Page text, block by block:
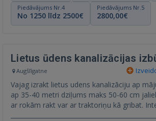
Piedāvājums Nr.4
No 1250 līdz 2500€
Piedāvājums Nr.5
2800,00€
Lietus ūdens kanalizācijas
Augšlīgatne
Vajag izrakt lietus udens kanalizāciju ap māju kopējais garums
ap 35-40 metri dziļums maks 50-60 cm jaliek d 110 truba.
ar rokām rakt var ar traktoriņu kā gribat.